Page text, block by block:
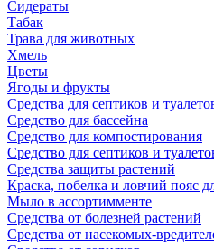
Сидераты
Табак
Трава для животных
Хмель
Цветы
Ягоды и фрукты
Средства для септиков и
Средство для бассейна
Средство для компостирования
Средство для септиков и
Средства защиты растений
Краска, побелка и ловчий пояс
Мыло в ассортимменте
Средства от болезней растений
Средства от насекомых-